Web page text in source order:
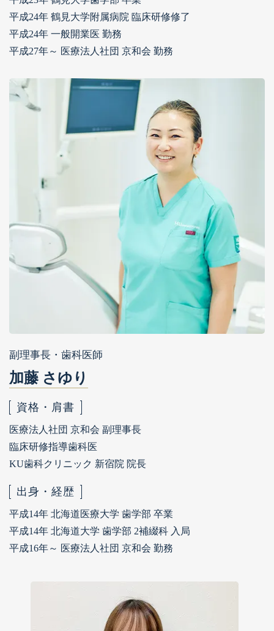
平成24年 鶴見大学附属病院 臨床研修修了
平成24年 一般開業医 勤務
平成27年～ 医療法人社団 京和会 勤務
副理事長・歯科医師
加藤 さゆり
資格・肩書
医療法人社団 京和会 副理事長
臨床研修指導歯科医
KU歯科クリニック 新宿院 院長
出身・経歴
平成14年 北海道医療大学 歯学部 卒業
平成14年 北海道大学 歯学部 2補綴科 入局
平成16年～ 医療法人社団 京和会 勤務